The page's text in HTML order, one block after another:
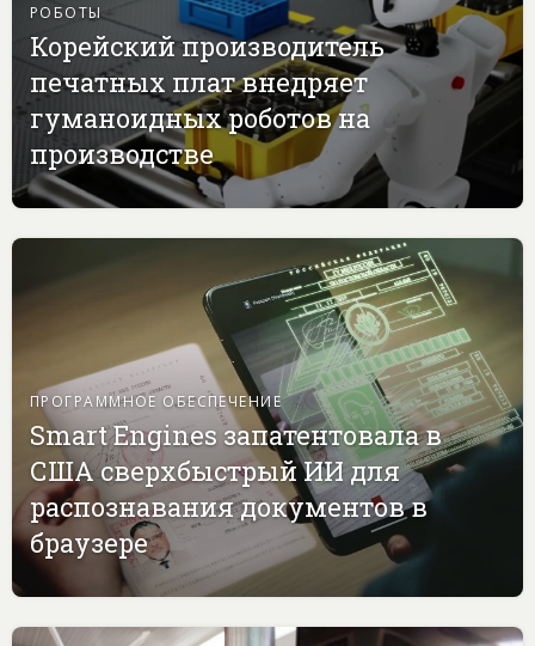
РОБОТЫ
Корейский производитель
печатных плат внедряет
гуманоидных роботов на
производстве
ПРОГРАММНОЕ ОБЕСПЕЧЕНИЕ
Smart Engines запатентовала в
США сверхбыстрый ИИ для
распознавания документов в
браузере